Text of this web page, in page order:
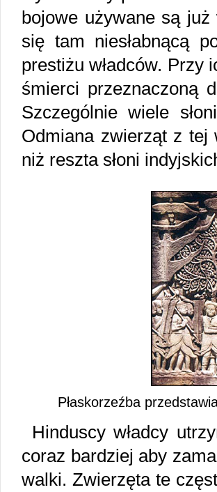
bojowe używane są
się tam niesłabnącą
prestiżu władców. Przy
śmierci przeznaczoną
Szczególnie wiele
Odmiana zwierząt z tej
niż reszta słoni
Płaskorzeźba
Hinduscy władcy
coraz bardziej aby
walki. Zwierzęta te